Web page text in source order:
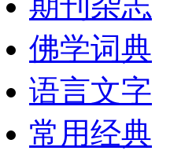
佛学词典
语言文字
常用经典